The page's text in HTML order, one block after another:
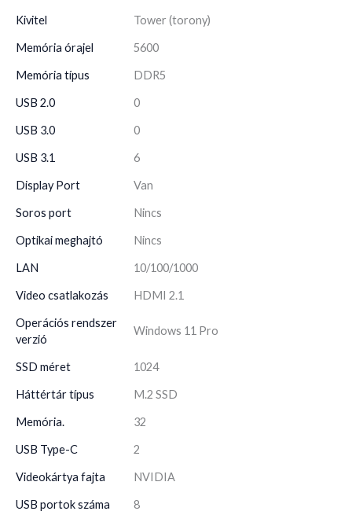
Kivitel Tower (torony)
Memória órajel 5600
Memória típus DDR5
USB 2.0 0
USB 3.0 0
USB 3.1 6
Display Port Van
Soros port Nincs
Optikai meghajtó Nincs
LAN 10/100/1000
Video csatlakozás HDMI 2.1
Operációs rendszer
verzió
Windows 11 Pro
SSD méret 1024
Háttértár típus M.2 SSD
Memória. 32
USB Type-C 2
Videokártya fajta NVIDIA
USB portok száma 8